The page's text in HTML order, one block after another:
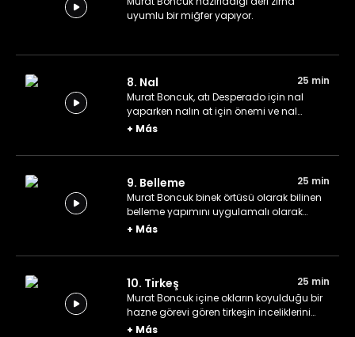
uyumlu bir miğfer yapıyor.
8. Nal
25 min
Murat Boncuk, atı Desperado için nal
yaparken nalın at için önemi ve nal
yapımının inceliklerini anlatıyor.
+ Más
9. Belleme
25 min
Murat Boncuk binek örtüsü olarak bilinen
belleme yapımını uygulamalı olarak
anlatıyor.
+ Más
10. Tirkeş
25 min
Murat Boncuk içine okların koyulduğu bir
hazne görevi gören tirkeşin inceliklerini
paylaşıyor.
+ Más